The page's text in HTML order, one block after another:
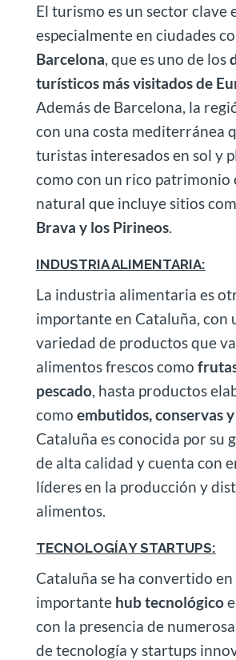
El turismo es un sector clave
especialmente en ciudades
Barcelona, que es uno de los
turísticos más visitados de
Además de Barcelona, la
con una costa mediterránea
turistas interesados en sol y
como con un rico patrimonio
natural que incluye sitios
Brava y los Pirineos.
INDUSTRIA ALIMENTARIA:
La industria alimentaria es
importante en Cataluña, con
variedad de productos que
alimentos frescos como
pescado, hasta productos
como embutidos, conservas
Cataluña es conocida por su
de alta calidad y cuenta con
líderes en la producción y
alimentos.
TECNOLOGÍA YSTARTUPS:
Cataluña se ha convertido en
importante hub tecnológico
con la presencia de
de tecnología y startups